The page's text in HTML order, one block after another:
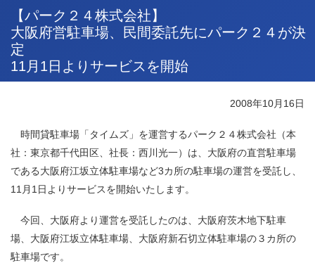
【パーク２４株式会社】
大阪府営駐車場、民間委託先にパーク２４が決
定
11月1日よりサービスを開始
2008年10月16日
時間貸駐車場「タイムズ」を運営するパーク２４株式会社（本
社：東京都千代田区、社長：西川光一） は、大阪府の直営駐車場
である大阪府江坂立体駐車場など3カ所の駐車場の運営を受託し、
11月1日よりサービスを開始いたします。
今回、大阪府より運営を受託したのは、大阪府茨木地下駐車
場、大阪府江坂立体駐車場、大阪府新石切立体駐車場の３カ所の
駐車場です。